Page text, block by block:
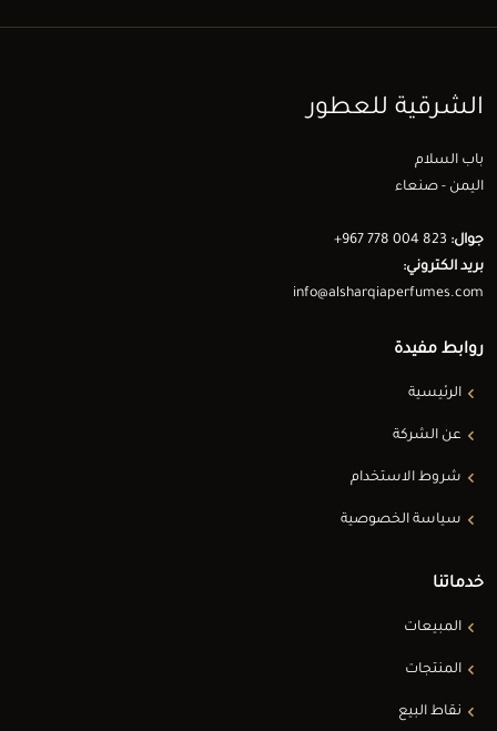
الشرقية للعطور
باب السلام
اليمن - صنعاء
جوال: +967 778 004 823
بريد الكتروني:
info@alsharqiaperfumes.com
روابط مفيدة
الرئيسية
عن الشركة
شروط الاستخدام
سياسة الخصوصية
خدماتنا
المبيعات
المنتجات
نقاط البيع